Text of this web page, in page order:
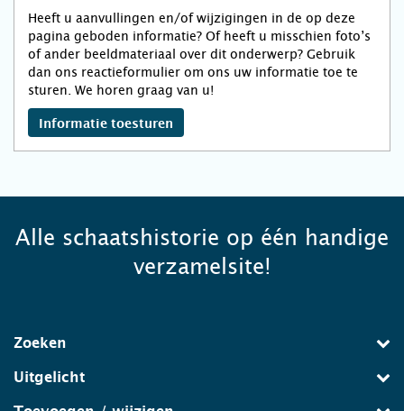
Heeft u aanvullingen en/of wijzigingen in de op deze
pagina geboden informatie? Of heeft u misschien foto’s
of ander beeldmateriaal over dit onderwerp? Gebruik
dan ons reactieformulier om ons uw informatie toe te
sturen. We horen graag van u!
Informatie toesturen
Alle schaatshistorie op één handige
verzamelsite!
Zoeken
Uitgelicht